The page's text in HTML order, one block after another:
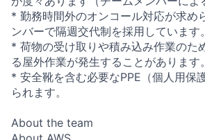
* 勤務時間外のオンコール対応が求め
ンバーで隔週交代制を採用しています。
* 荷物の受け取りや積み込み作業のた
る屋外作業が発生することがあります。
* 安全靴を含む必要なPPE（個人用保
られます。
About the team